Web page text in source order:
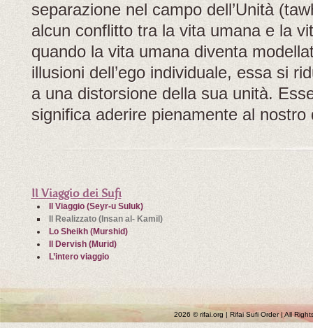
separazione nel campo dell’Unità
alcun conflitto tra la vita umana e la
quando la vita umana diventa
illusioni dell’ego individuale, essa si
a una distorsione della sua unità.
significa aderire pienamente al nostro
Il Viaggio dei Sufi
Il Viaggio (Seyr-u Suluk)
Il Realizzato (Insan al- Kamil)
Lo Sheikh (Murshid)
Il Dervish (Murid)
L’intero viaggio
2026 © rifai.org | Rifai Sufi Order | All